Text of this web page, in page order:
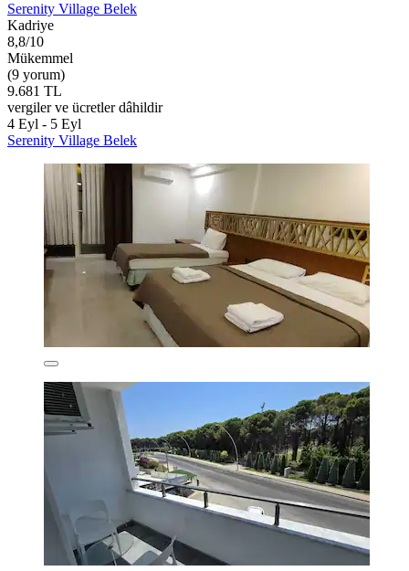
Serenity Village Belek
Kadriye
8,8/10
Mükemmel
(9 yorum)
9.681 TL
vergiler ve ücretler dâhildir
4 Eyl - 5 Eyl
Serenity Village Belek